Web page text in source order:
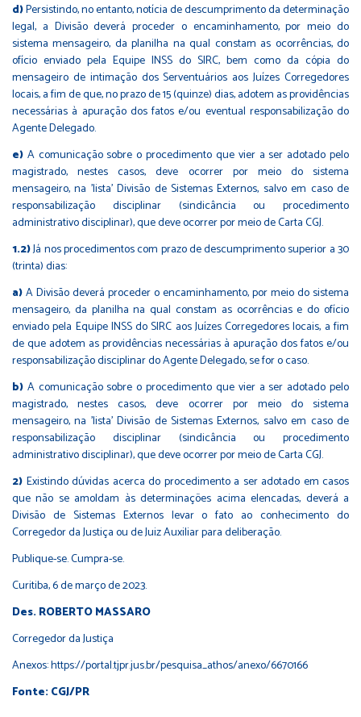
d)Persistindo, no entanto, notícia de descumprimento da determinação
legal, a Divisão deverá proceder o encaminhamento, por meio do
sistema mensageiro, da planilha na qual constam as ocorrências, do
ofício enviado pela Equipe INSS do SIRC, bem como da cópia do
mensageiro de intimação dos Serventuários aos Juízes Corregedores
locais, a fim de que, no prazo de 15 (quinze) dias, adotem as providências
necessárias à apuração dos fatos e/ou eventual responsabilização do
Agente Delegado.
e) A comunicação sobre o procedimento que vier a ser adotado pelo
magistrado, nestes casos, deve ocorrer por meio do sistema
mensageiro, na 'lista' Divisão de Sistemas Externos, salvo em caso de
responsabilização disciplinar (sindicância ou procedimento
administrativo disciplinar), que deve ocorrer por meio de Carta CGJ.
1.2)Já nos procedimentos com prazo de descumprimento superior a 30
(trinta) dias:
a)A Divisão deverá proceder o encaminhamento, por meio do sistema
mensageiro, da planilha na qual constam as ocorrências e do ofício
enviado pela Equipe INSS do SIRC aos Juízes Corregedores locais, a fim
de que adotem as providências necessárias à apuração dos fatos e/ou
responsabilização disciplinar do Agente Delegado, se for o caso.
b) A comunicação sobre o procedimento que vier a ser adotado pelo
magistrado, nestes casos, deve ocorrer por meio do sistema
mensageiro, na 'lista' Divisão de Sistemas Externos, salvo em caso de
responsabilização disciplinar (sindicância ou procedimento
administrativo disciplinar), que deve ocorrer por meio de Carta CGJ.
2) Existindo dúvidas acerca do procedimento a ser adotado em casos
que não se amoldam às determinações acima elencadas, deverá a
Divisão de Sistemas Externos levar o fato ao conhecimento do
Corregedor da Justiça ou de Juiz Auxiliar para deliberação.
Publique-se. Cumpra-se.
Curitiba, 6 de março de 2023.
Des. ROBERTO MASSARO
Corregedor da Justiça
Anexos:https://portal.tjpr.jus.br/pesquisa_athos/anexo/6670166
Fonte: CGJ/PR